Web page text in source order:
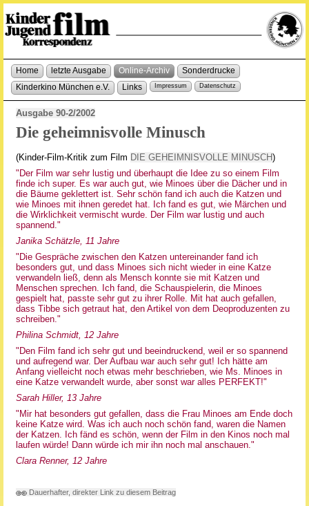
Home letzte Ausgabe Online-Archiv
Sonderdrucke
Kinderkino München e.V.
Links Impressum Datenschutz
Ausgabe 90-2/2002
Die geheimnisvolle Minusch
(Kinder-Film-Kritik zum Film DIE GEHEIMNISVOLLE MINUSCH)
"Der Film war sehr lustig und überhaupt die Idee zu so einem Film
finde ich super. Es war auch gut, wie Minoes über die Dächer und in
die Bäume geklettert ist. Sehr schön fand ich auch die Katzen und
wie Minoes mit ihnen geredet hat. Ich fand es gut, wie Märchen und
die Wirklichkeit vermischt wurde. Der Film war lustig und auch
spannend."
Janika Schätzle, 11 Jahre
"Die Gespräche zwischen den Katzen untereinander fand ich
besonders gut, und dass Minoes sich nicht wieder in eine Katze
verwandeln ließ, denn als Mensch konnte sie mit Katzen und
Menschen sprechen. Ich fand, die Schauspielerin, die Minoes
gespielt hat, passte sehr gut zu ihrer Rolle. Mit hat auch gefallen,
dass Tibbe sich getraut hat, den Artikel von dem Deoproduzenten zu
schreiben."
Philina Schmidt, 12 Jahre
"Den Film fand ich sehr gut und beeindruckend, weil er so spannend
und aufregend war. Der Aufbau war auch sehr gut! Ich hätte am
Anfang vielleicht noch etwas mehr beschrieben, wie Ms. Minoes in
eine Katze verwandelt wurde, aber sonst war alles PERFEKT!"
Sarah Hiller, 13 Jahre
"Mir hat besonders gut gefallen, dass die Frau Minoes am Ende doch
keine Katze wird. Was ich auch noch schön fand, waren die Namen
der Katzen. Ich fänd es schön, wenn der Film in den Kinos noch mal
laufen würde! Dann würde ich mir ihn noch mal anschauen."
Clara Renner, 12 Jahre
Dauerhafter, direkter Link zu diesem Beitrag